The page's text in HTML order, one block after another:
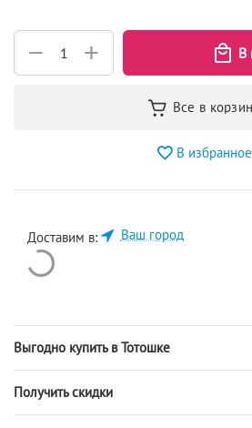
+
−
В избранное
Доставим в: Ваш город
Выгодно купить в Тотошке
Получить скидки